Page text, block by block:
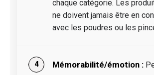
chaque catégorie. Les
ne doivent jamais être en
avec les poudres ou les
Mémorabilité/émotion :